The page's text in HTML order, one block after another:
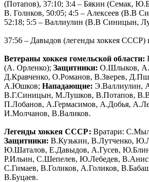
(Потапов), 37:10; 3:4 – Бякин (Семак,
В. Голиков, 50:05; 4:5 – Алексеев (В.В
52:18; 5:5 – Валлиулин (В.В Синицын,
37:56 – Давыдов (легенды хоккея СССР)
Ветераны хоккея гомельской области:
(А. Орленко); Защитники: О.Шлыков,
Д.Кравченко, О.Романов, В.Зверев,
А.Юшков; Нападающие: Э.Валлиулин,
В.Г.Синицын, М.Лушков, В.Потапов,
П.Лобанов, А.Гермасимов, А.Добья,
И.Молчанов, В.Валиков.
Легенды хоккея СССР: Вратари:
Защитники: В.Кузькин, В.Лутченко,
Ю.Шаталов, Е.Давыдов, А.Гусев,
Р.Ильин, С.Шепелев, Ю.Лебедев,
С.Гимаев, В.Голиков, А.Голиков,
В.Буцаев.